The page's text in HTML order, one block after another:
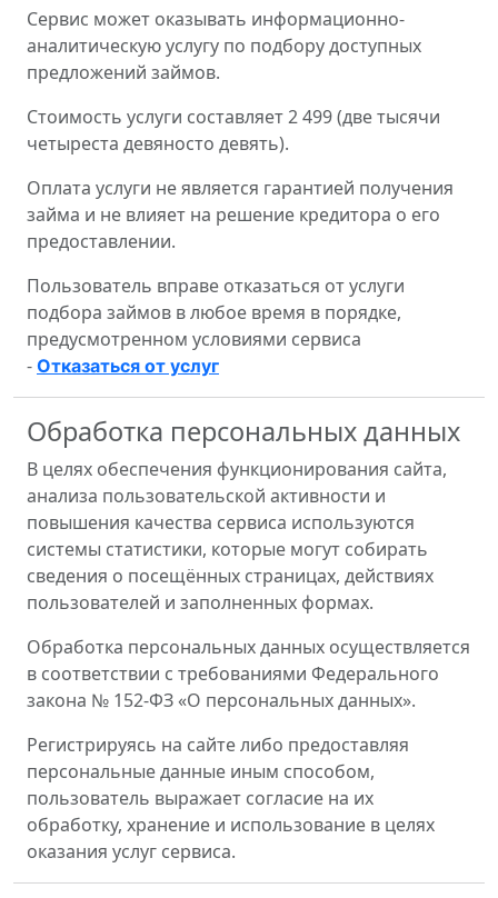
Сервис может оказывать информационно-
аналитическую услугу по подбору доступных
предложений займов.
Стоимость услуги составляет 2 499 (две тысячи
четыреста девяносто девять).
Оплата услуги не является гарантией получения
займа и не влияет на решение кредитора о его
предоставлении.
Пользователь вправе отказаться от услуги
подбора займов в любое время в порядке,
предусмотренном условиями сервиса
- Отказаться от услуг
Обработка персональных данных
В целях обеспечения функционирования сайта,
анализа пользовательской активности и
повышения качества сервиса используются
системы статистики, которые могут собирать
сведения о посещённых страницах, действиях
пользователей и заполненных формах.
Обработка персональных данных осуществляется
в соответствии с требованиями Федерального
закона № 152-ФЗ «О персональных данных».
Регистрируясь на сайте либо предоставляя
персональные данные иным способом,
пользователь выражает согласие на их
обработку, хранение и использование в целях
оказания услуг сервиса.